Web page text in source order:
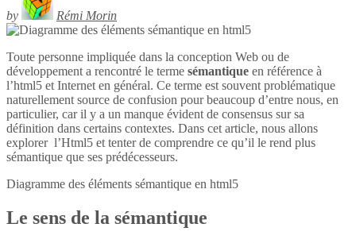
by Rémi Morin
Toute personne impliquée dans la conception Web ou de
développement a rencontré le terme sémantique en référence à
l’html5 et Internet en général. Ce terme est souvent problématique
naturellement source de confusion pour beaucoup d’entre nous, en
particulier, car il y a un manque évident de consensus sur sa
définition dans certains contextes. Dans cet article, nous allons
explorer l’Html5 et tenter de comprendre ce qu’il le rend plus
sémantique que ses prédécesseurs.
Diagramme des éléments sémantique en html5
Le sens de la sémantique